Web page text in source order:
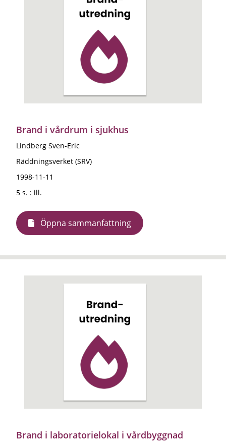
Brand i vårdrum i sjukhus
Lindberg Sven-Eric
Räddningsverket (SRV)
1998-11-11
5 s. : ill.
Öppna sammanfattning
Brand i laboratorielokal i vårdbyggnad